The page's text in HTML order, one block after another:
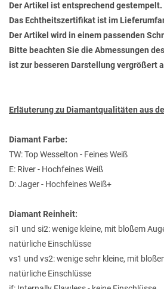
Der Artikel ist entsprechend gestempelt.
Das Echtheitszertifikat ist im
Der Artikel wird in einem passenden
Bitte beachten Sie die Abmessungen
ist zur besseren Darstellung vergrößert
Erläuterung zu Diamantqualitäten aus
Diamant Farbe:
TW: Top Wesselton - Feines Weiß
E: River - Hochfeines Weiß
D: Jager - Hochfeines Weiß+
Diamant Reinheit:
si1 und si2: wenige kleine, mit bloßem
natürliche Einschlüsse
vs1 und vs2: wenige sehr kleine, mit
natürliche Einschlüsse